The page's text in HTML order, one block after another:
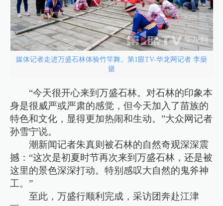
媒体记者走进万盛石林体验竹竿舞。第1眼TV-华龙网记者 李燊
摄
“今天很开心来到万盛石林。对石林的印象本
身是很威严或严肃的感觉，但今天加入了苗族的
特色和文化，显得更加热闹和生动。”大众网记者
孙雪宁说。
潮新闻记者朱真则被石林的自然奇观深深震
撼：“这次是初夏时节再次来到万盛石林，还是被
这里的景色深深打动。特别感叹大自然的鬼斧神
工。”
至此，万盛行顺利完成，采访团奔赴江津